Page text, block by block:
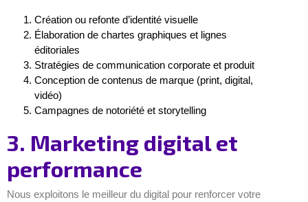
Création ou refonte d’identité visuelle
Élaboration de chartes graphiques et lignes
éditoriales
Stratégies de communication corporate et produit
Conception de contenus de marque (print, digital,
vidéo)
Campagnes de notoriété et storytelling
3. Marketing digital et
performance
Nous exploitons le meilleur du digital pour renforcer votre